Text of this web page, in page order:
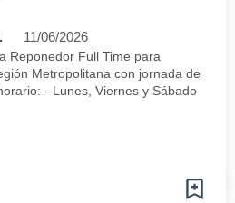
11/06/2026
Reponedor Full Time para
Metropolitana con jornada de
- Lunes, Viernes y Sábado